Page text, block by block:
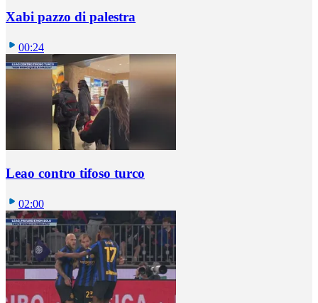
Xabi pazzo di palestra
00:24
Leao contro tifoso turco
02:00